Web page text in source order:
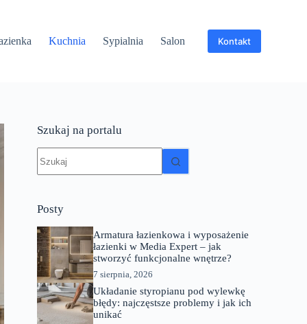
Kuchnia Sypialnia Salon Kontakt
Szukaj na portalu
wyników
Posty
Armatura łazienkowa i wyposażenie
łazienki w Media Expert – jak
stworzyć funkcjonalne wnętrze?
7 sierpnia, 2026
Układanie styropianu pod wylewkę
błędy: najczęstsze problemy i jak ich
unikać